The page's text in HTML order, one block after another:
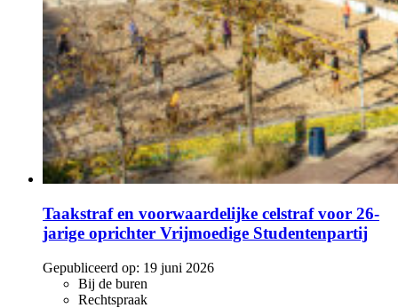
Taakstraf en voorwaardelijke celstraf voor 26-
jarige oprichter Vrijmoedige Studentenpartij
Gepubliceerd op: 19 juni 2026
Bij de buren
Rechtspraak